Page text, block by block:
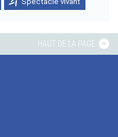
HAUT DE LA PAGE